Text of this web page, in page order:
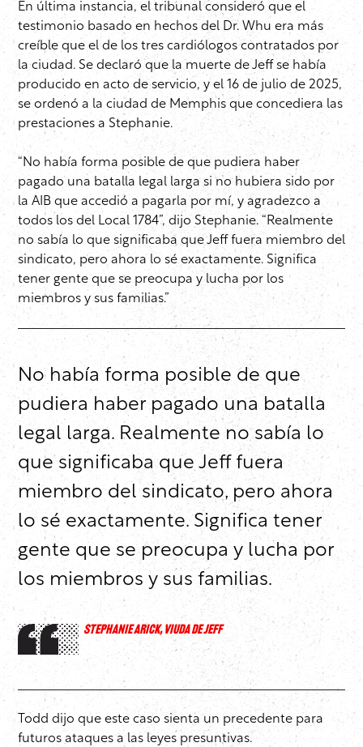
En última instancia, el tribunal consideró que el
testimonio basado en hechos del Dr. Whu era más
creíble que el de los tres cardiólogos contratados por
la ciudad. Se declaró que la muerte de Jeff se había
producido en acto de servicio, y el 16 de julio de 2025,
se ordenó a la ciudad de Memphis que concediera las
prestaciones a Stephanie.
“No había forma posible de que pudiera haber
pagado una batalla legal larga si no hubiera sido por
la AIB que accedió a pagarla por mí, y agradezco a
todos los del Local 1784”, dijo Stephanie. “Realmente
no sabía lo que significaba que Jeff fuera miembro del
sindicato, pero ahora lo sé exactamente. Significa
tener gente que se preocupa y lucha por los
miembros y sus familias.”
No había forma posible de que
pudiera haber pagado una batalla
legal larga. Realmente no sabía lo
que significaba que Jeff fuera
miembro del sindicato, pero ahora
lo sé exactamente. Significa tener
gente que se preocupa y lucha por
los miembros y sus familias.
STEPHANIE ARICK, VIUDA DE JEFF
Todd dijo que este caso sienta un precedente para
futuros ataques a las leyes presuntivas.